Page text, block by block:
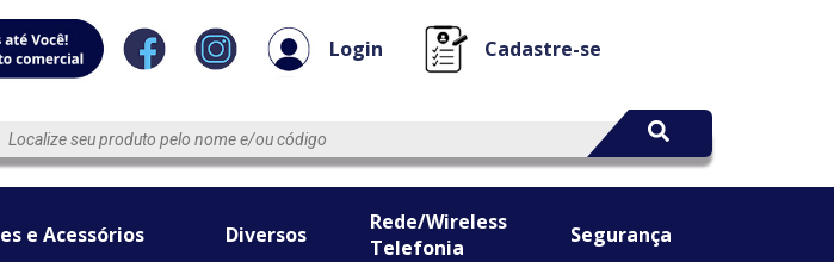
Login Cadastre-se
e Acessórios Diversos
Rede/Wireless
Telefonia
Segurança